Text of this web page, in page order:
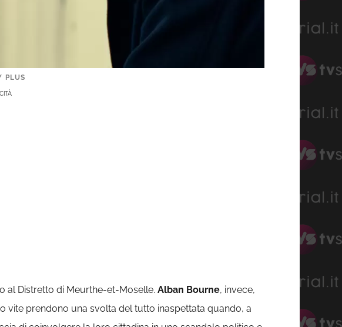
PLUS
al Distretto di Meurthe-et-Moselle. Alban Bourne, invece,
vite prendono una svolta del tutto inaspettata quando, a